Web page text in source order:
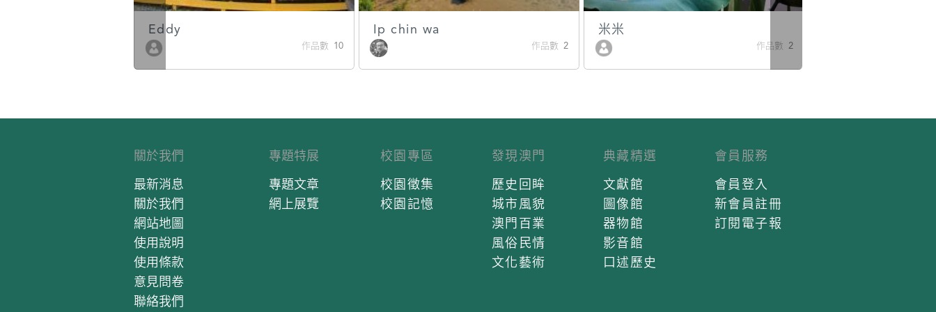
Eddy
作品數 10
Ip chin wa
作品數 2
米米
作品數 2
關於我們
最新消息
關於我們
網站地圖
使用說明
使用條款
意見問卷
聯絡我們
專題特展
專題文章
網上展覽
校園專區
校園徵集
校園記憶
發現澳門
歷史回眸
城市風貌
澳門百業
風俗民情
文化藝術
典藏精選
文獻館
圖像館
器物館
影音館
口述歷史
會員服務
會員登入
新會員註冊
訂閱電子報